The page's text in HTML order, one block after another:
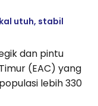
utuh, stabil
dan pintu
(EAC) yang
lebih 330